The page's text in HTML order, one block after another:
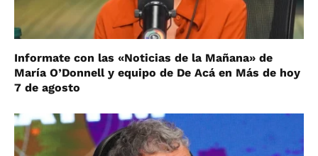
Informate con las «Noticias de la Mañana» de
María O’Donnell y equipo de De Acá en Más de hoy
7 de agosto